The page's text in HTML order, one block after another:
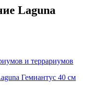
Laguna
и террариумов